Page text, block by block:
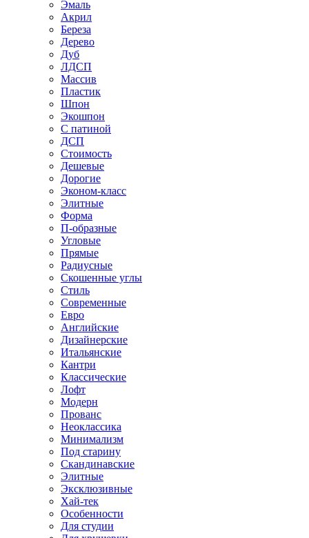
Эмаль
Акрил
Береза
Дерево
Дуб
ЛДСП
Массив
Пластик
Шпон
Экошпон
С патиной
ДСП
Стоимость
Дешевые
Дорогие
Эконом-класс
Элитные
Форма
П-образные
Угловые
Прямые
Радиусные
Скошенные углы
Стиль
Современные
Евро
Английские
Дизайнерские
Итальянские
Кантри
Классические
Лофт
Модерн
Прованс
Неоклассика
Минимализм
Под старину
Скандинавские
Элитные
Эксклюзивные
Хай-тек
Особенности
Для студии